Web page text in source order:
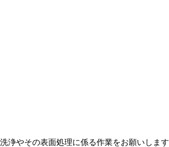
浄やその表面処理に係る作業をお願いします